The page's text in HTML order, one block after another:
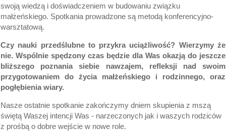
swoją wiedzą i doświadczeniem w budowaniu związku
małżeńskiego. Spotkania prowadzone są metodą konferencyjno-
warsztatową.
Czy nauki przedślubne to przykra uciążliwość? Wierzymy że
nie. Wspólnie spędzony czas będzie dla Was okazją do jeszcze
bliższego poznania siebie nawzajem, refleksji nad swoim
przygotowaniem do życia małżeńskiego i rodzinnego, oraz
pogłębienia wiary.
Nasze ostatnie spotkanie zakończymy dniem skupienia z mszą
świętą Waszej intencji Was - narzeczonych jak i waszych rodziców
z prośbą o dobre wejście w nowe role.